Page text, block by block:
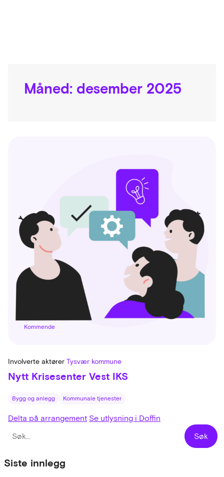
Måned: desember 2025
Kommende
Involverte aktører Tysvær kommune
Nytt Krisesenter Vest IKS
Bygg og anlegg Kommunale tjenester
Delta på arrangement Se utlysning i Doffin
Siste innlegg